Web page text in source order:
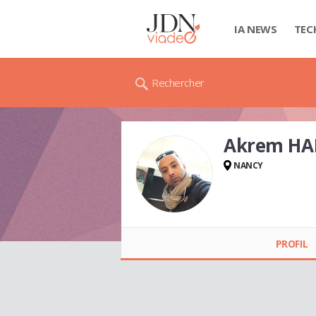
IA NEWS
Rechercher
Akrem
NANCY
PROFIL